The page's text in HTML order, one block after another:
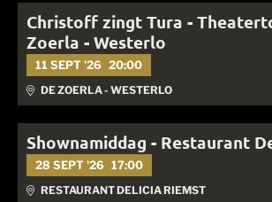
Christoff zingt Tura -
Zoerla - Westerlo
11 SEPT '26 20:00
DE ZOERLA - WESTERLO
Shownamiddag - Restaurant
28 SEPT '26 17:00
RESTAURANT DELICIA RIEMST